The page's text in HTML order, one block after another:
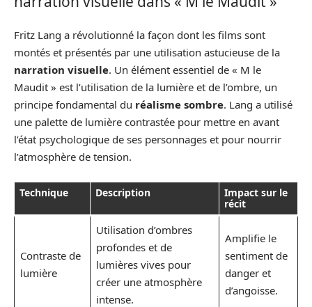
Fritz Lang a révolutionné la façon dont les films sont
montés et présentés par une utilisation astucieuse de la
narration visuelle. Un élément essentiel de « M le
Maudit » est l’utilisation de la lumière et de l’ombre, un
principe fondamental du réalisme sombre. Lang a utilisé
une palette de lumière contrastée pour mettre en avant
l’état psychologique de ses personnages et pour nourrir
l’atmosphère de tension.
Technique Description
Impact sur le
récit
Contraste de
lumière
Utilisation d’ombres
profondes et de
lumières vives pour
créer une atmosphère
intense.
Amplifie le
sentiment de
danger et
d’angoisse.